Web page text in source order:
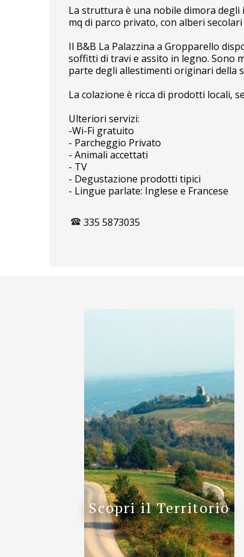
La struttura è una nobile dimora degli
mq di parco privato, con alberi
Il B&B La Palazzina a Gropparello
soffitti di travi e assito in legno. Sono
parte degli allestimenti originari della
La colazione è ricca di prodotti locali,
Ulteriori servizi:
-Wi-Fi gratuito
- Parcheggio Privato
- Animali accettati
- TV
- Degustazione prodotti tipici
- Lingue parlate: Inglese e Francese
335 5873035
Scopri il Territorio